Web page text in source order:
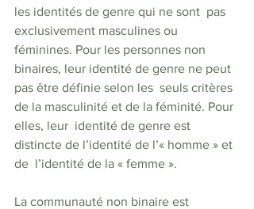
les identités de genre qui ne sont  pas
exclusivement masculines ou
féminines. Pour les personnes non
binaires, leur identité de genre ne peut
pas être définie selon les  seuls critères
de la masculinité et de la féminité. Pour
elles, leur  identité de genre est
distincte de l’identité de l’« homme » et
de  l’identité de la « femme ».
La communauté non binaire est